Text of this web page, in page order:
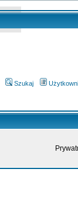
Szukaj